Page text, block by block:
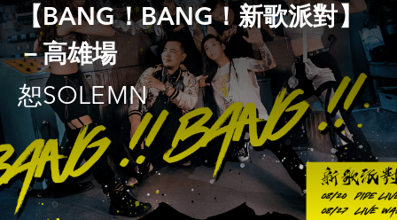
【BANG！BANG！新歌派對】
－高雄場
恕SOLEMN